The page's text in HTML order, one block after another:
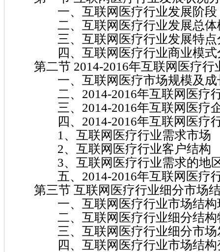
一、互联网医疗行业发展阶段
二、互联网医疗行业发展总体
三、互联网医疗行业发展特点
四、互联网医疗行业商业模式
第二节 2014-2016年互联网医疗行
一、互联网医疗市场规模及成
二、2014-2016年互联网医疗行
三、2014-2016年互联网医疗企
四、2014-2016年互联网医疗行
1、互联网医疗行业需求市场
2、互联网医疗行业客户结构
3、互联网医疗行业需求的地
五、2014-2016年互联网医疗行
第三节 互联网医疗行业细分市场
一、互联网医疗行业市场结构
二、互联网医疗行业细分结构
三、互联网医疗行业细分市场
四、互联网医疗行业市场结构